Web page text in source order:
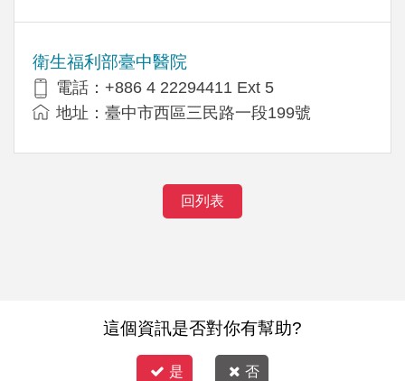
衛生福利部臺中醫院
電話：+886 4 22294411 Ext 5
地址：臺中市西區三民路一段199號
回列表
這個資訊是否對你有幫助?
是 否